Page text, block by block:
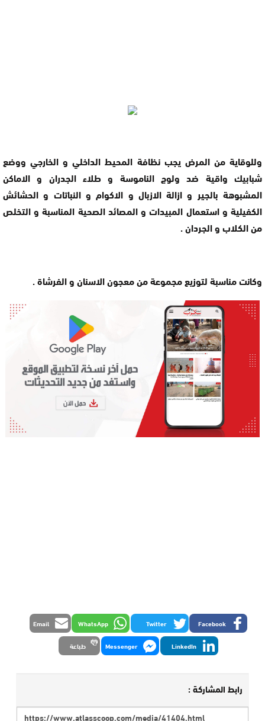
وللوقاية من المرض يجب نظافة المحيط الداخلي و الخارجي ووضع
شبابيك واقية ضد ولوج الناموسة و طلاء الجدران و الاماكن
المشبوهة بالجير و ازالة الازبال و الاكوام و النباتات و الحشائش
الكفيلية و استعمال المبيدات و المصائد الصحية المناسبة و التخلص
من الكلاب و الجردان .
وكانت مناسبة لتوزيع مجموعة من معجون الاسنان و الفرشاة .
Facebook
Twitter
WhatsApp
Email
LinkedIn
Messenger طباعة
رابط المشاركة :